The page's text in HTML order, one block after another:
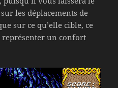
les déplacements de
sur ce qu’elle cible, ce
un confort